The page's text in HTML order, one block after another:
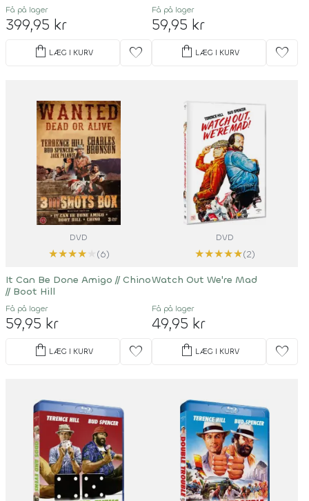
Få på lager
399,95 kr
shopping_bag LÆG I KURV favorite
Få på lager
59,95 kr
shopping_bag LÆG I KURV favorite
DVD
★★★★
(6)
It Can Be Done Amigo // Chino
// Boot Hill
Få på lager
59,95 kr
shopping_bag LÆG I KURV favorite
DVD
★★★★★(2)
Watch Out We're Mad
Få på lager
49,95 kr
shopping_bag LÆG I KURV favorite